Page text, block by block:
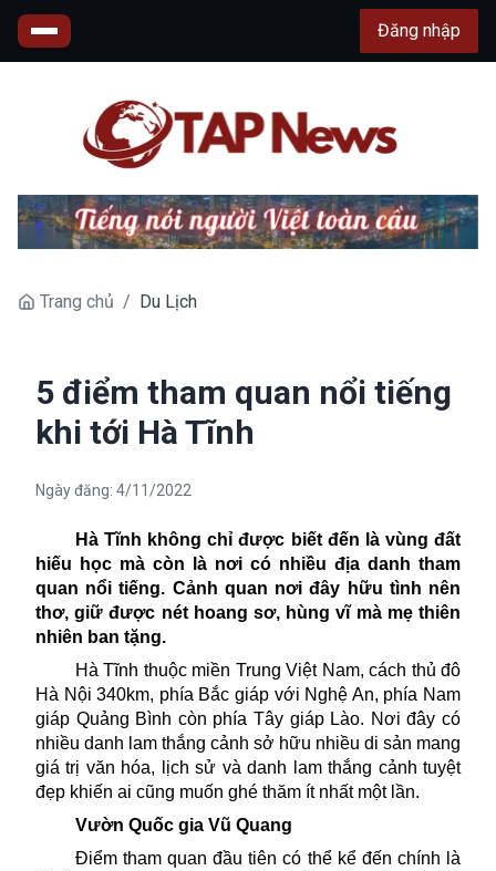
Đăng nhập
Trang chủ / Du Lịch
5 điểm tham quan nổi tiếng
khi tới Hà Tĩnh
Ngày đăng: 4/11/2022
Hà Tĩnh không chỉ được biết đến là vùng đất
hiếu học mà còn là nơi có nhiều địa danh tham
quan nổi tiếng. Cảnh quan nơi đây hữu tình nên
thơ, giữ được nét hoang sơ, hùng vĩ mà mẹ thiên
nhiên ban tặng.
Hà Tĩnh thuộc miền TrungViệt Nam, cách thủ đô
Hà Nội 340km, phía Bắc giáp với Nghệ An, phía Nam
giáp Quảng Bình còn phía Tây giáp Lào. Nơi đây có
nhiều danh lam thắng cảnh sở hữu nhiều di sản mang
giá trị văn hóa, lịch sử và danh lam thắng cảnh tuyệt
đẹp khiến ai cũng muốn ghé thăm ít nhất một lần.
Vườn Quốc gia Vũ Quang
Điểm tham quan đầu tiên có thể kể đến chính là